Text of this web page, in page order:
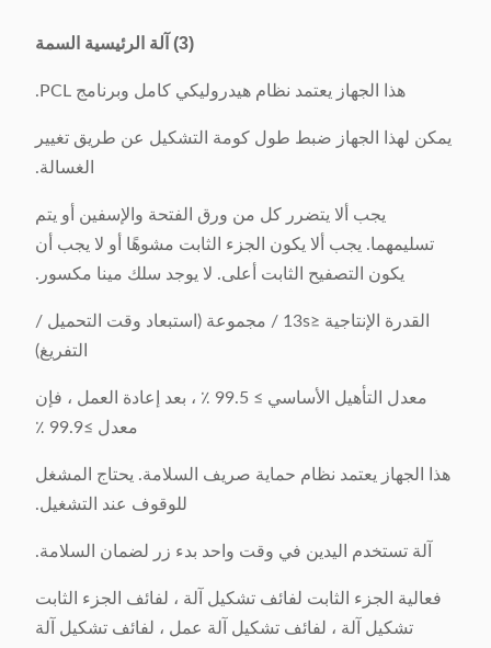
(3) آلة الرئيسية السمة
هذا الجهاز يعتمد نظام هيدروليكي كامل وبرنامج PCL.
يمكن لهذا الجهاز ضبط طول كومة التشكيل عن طريق تغيير
الغسالة.
يجب ألا يتضرر كل من ورق الفتحة والإسفين أو يتم
تسليمهما. يجب ألا يكون الجزء الثابت مشوهًا أو لا يجب أن
يكون التصفيح الثابت أعلى. لا يوجد سلك مينا مكسور.
القدرة الإنتاجية ≤13s / مجموعة (استبعاد وقت التحميل /
التفريغ)
معدل التأهيل الأساسي ≥ 99.5 ٪ ، بعد إعادة العمل ، فإن
معدل ≥99.9 ٪
هذا الجهاز يعتمد نظام حماية صريف السلامة. يحتاج المشغل
للوقوف عند التشغيل.
آلة تستخدم اليدين في وقت واحد بدء زر لضمان السلامة.
فعالية الجزء الثابت لفائف تشكيل آلة ، لفائف الجزء الثابت
تشكيل آلة ، لفائف تشكيل آلة عمل ، لفائف تشكيل آلة